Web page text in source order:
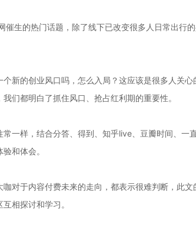
催生的热门话题，除了线下已改变很多人日常出行
个新的创业风口吗，怎么入局？这应该是很多人关
们都明白了抓住风口、抢占红利期的重要性。
常一样，结合分答、得到、知乎live、豆瓣时间、一
和体会。
咖对于内容付费未来的走向，都表示很难判断，此
相探讨和学习。